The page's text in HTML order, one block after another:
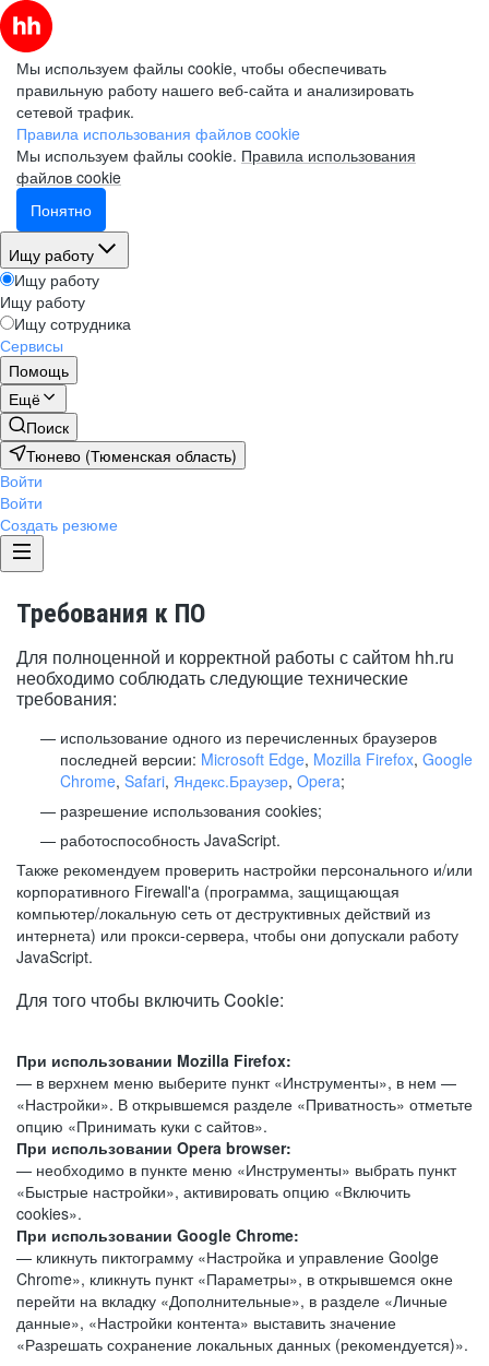
Мы используем файлы cookie, чтобы обеспечивать
правильную работу нашего веб-сайта и анализировать
сетевой трафик.
Правила использования файлов cookie
Мы используем файлы cookie. Правила использования
файлов cookie
Понятно
Ищу работу
Ищу работу
Ищу работу
Ищу сотрудника
Сервисы
Помощь
Ещё
Поиск
Тюнево (Тюменская область)
Войти
Войти
Создать резюме
Требования к ПО
Для полноценной и корректной работы с сайтом hh.ru
необходимо соблюдать следующие технические
требования:
использование одного из перечисленных браузеров
последней версии: Microsoft Edge, Mozilla Firefox, Google
Chrome, Safari, Яндекс.Браузер, Opera;
разрешение использования cookies;
работоспособность JavaScript.
Также рекомендуем проверить настройки персонального и/или
корпоративного Firewall'a (программа, защищающая
компьютер/локальную сеть от деструктивных действий из
интернета) или прокси-сервера, чтобы они допускали работу
JavaScript.
Для того чтобы включить Cookie:
При использовании Mozilla Firefox:
— в верхнем меню выберите пункт «Инструменты», в нем —
«Настройки». В открывшемся разделе «Приватность» отметьте
опцию «Принимать куки с сайтов».
При использовании Opera browser:
— необходимо в пункте меню «Инструменты» выбрать пункт
«Быстрые настройки», активировать опцию «Включить
cookies».
При использовании Google Chrome:
— кликнуть пиктограмму «Настройка и управление Goolge
Chrome», кликнуть пункт «Параметры», в открывшемся окне
перейти на вкладку «Дополнительные», в разделе «Личные
данные», «Настройки контента» выставить значение
«Разрешать сохранение локальных данных (рекомендуется)».